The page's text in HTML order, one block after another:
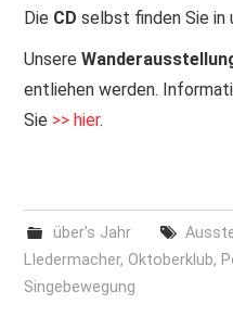
Die CD selbst finden Sie in
Unsere
entliehen werden.
Sie >> hier.
über's Jahr
LIedermacher,Oktoberklub,
Singebewegung